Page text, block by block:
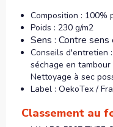
Composition : 100%
Poids : 230 g/m2
Sens : Contre
Conseils d'entretien
séchage en tambour
Nettoyage à sec
Label : OekoTex /
Classement au